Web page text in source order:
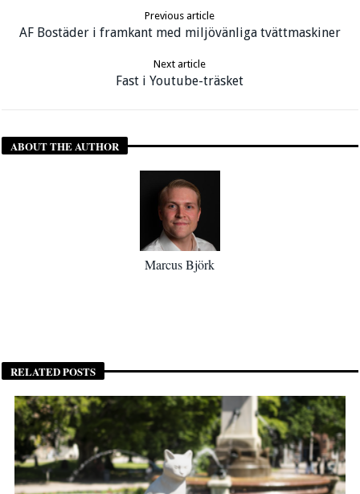
Previous article
AF Bostäder i framkant med miljövänliga tvättmaskiner
Next article
Fast i Youtube-träsket
ABOUT THE AUTHOR
Marcus Björk
RELATED POSTS